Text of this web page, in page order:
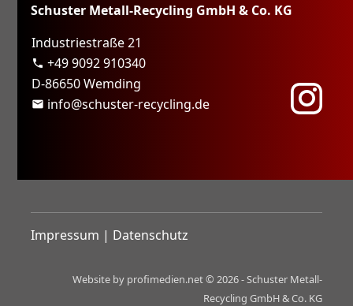
Schuster Metall-Recycling GmbH & Co. KG
Industriestraße 21
phone +49 9092 910340
D-86650 Wemding
mail info@schuster-recycling.de
Impressum | Datenschutz
Website by profimedien.net © 2026 - Schuster Metall-
Recycling GmbH & Co. KG